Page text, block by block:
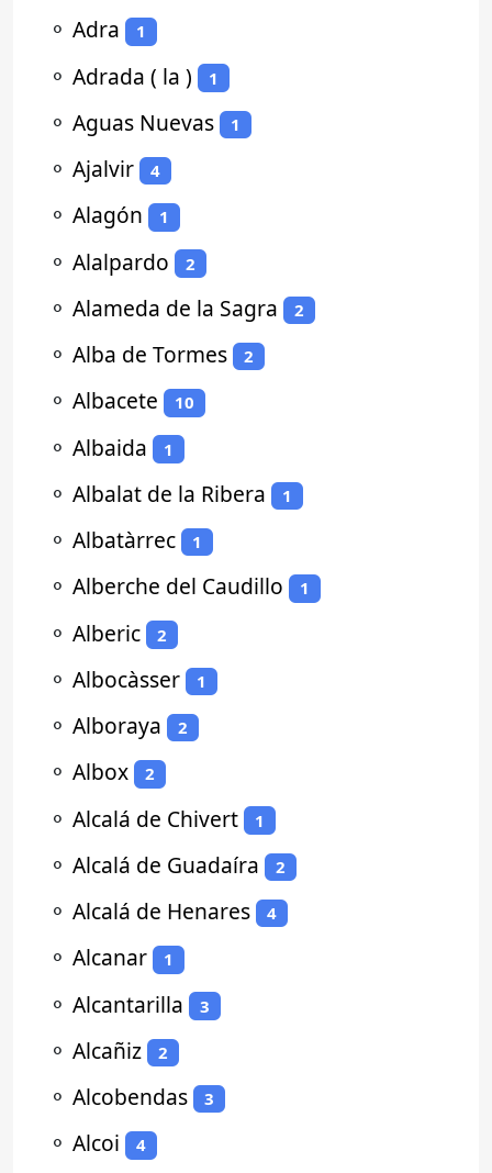
⚬ Adra 1
⚬ Adrada ( la ) 1
⚬ Aguas Nuevas 1
⚬ Ajalvir 4
⚬ Alagón 1
⚬ Alalpardo 2
⚬ Alameda de la Sagra 2
⚬ Alba de Tormes 2
⚬ Albacete 10
⚬ Albaida 1
⚬ Albalat de la Ribera 1
⚬ Albatàrrec 1
⚬ Alberche del Caudillo 1
⚬ Alberic 2
⚬ Albocàsser 1
⚬ Alboraya 2
⚬ Albox 2
⚬ Alcalá de Chivert 1
⚬ Alcalá de Guadaíra 2
⚬ Alcalá de Henares 4
⚬ Alcanar 1
⚬ Alcantarilla 3
⚬ Alcañiz 2
⚬ Alcobendas 3
⚬ Alcoi 4